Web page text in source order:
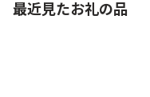
最近見たお礼の品